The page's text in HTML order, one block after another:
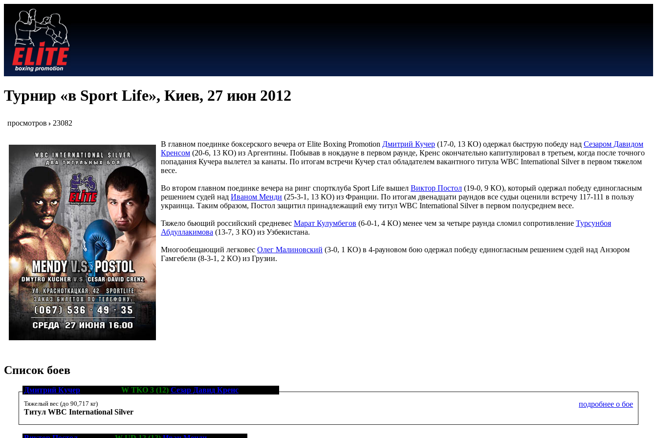
Турнир «в Sport Life», Киев, 27 июн 2012
просмотров 23082
В главном поединке боксерского вечера от Elite Boxing Promotion Дмитрий Кучер (17-0, 13 КО) одержал быструю победу над Сезаром Давидом
Кренсом (20-6, 13 КО) из Аргентины. Побывав в нокдауне в первом раунде, Кренс окончательно капитулировал в третьем, когда после точного
попадания Кучера вылетел за канаты. По итогам встречи Кучер стал обладателем вакантного титула WBC International Silver в первом тяжелом
весе.
Во втором главном поединке вечера на ринг спортклуба Sport Life вышел Виктор Постол (19-0, 9 КО), который одержал победу единогласным
решением судей над Иваном Менди (25-3-1, 13 КО) из Франции. По итогам двенадцати раундов все судьи оценили встречу 117-111 в пользу
украинца. Таким образом, Постол защитил принадлежащий ему титул WBC International Silver в первом полусреднем весе.
Тяжело бьющий российский средневес Марат Кулумбегов (6-0-1, 4 КО) менее чем за четыре раунда сломил сопротивление Турсунбоя
Абдуллакимова (13-7, 3 КО) из Узбекистана.
Многообещающий легковес Олег Малиновский (3-0, 1 КО) в 4-рауновом бою одержал победу единогласным решением судей над Анзором
Гамгебели (8-3-1, 2 КО) из Грузии.
Список боев
Дмитрий Кучер W TKO 3 (12) Сезар Давид Кренс
подробнее о бое
Тяжелый вес (до 90,717 кг)
Титул WBC International Silver